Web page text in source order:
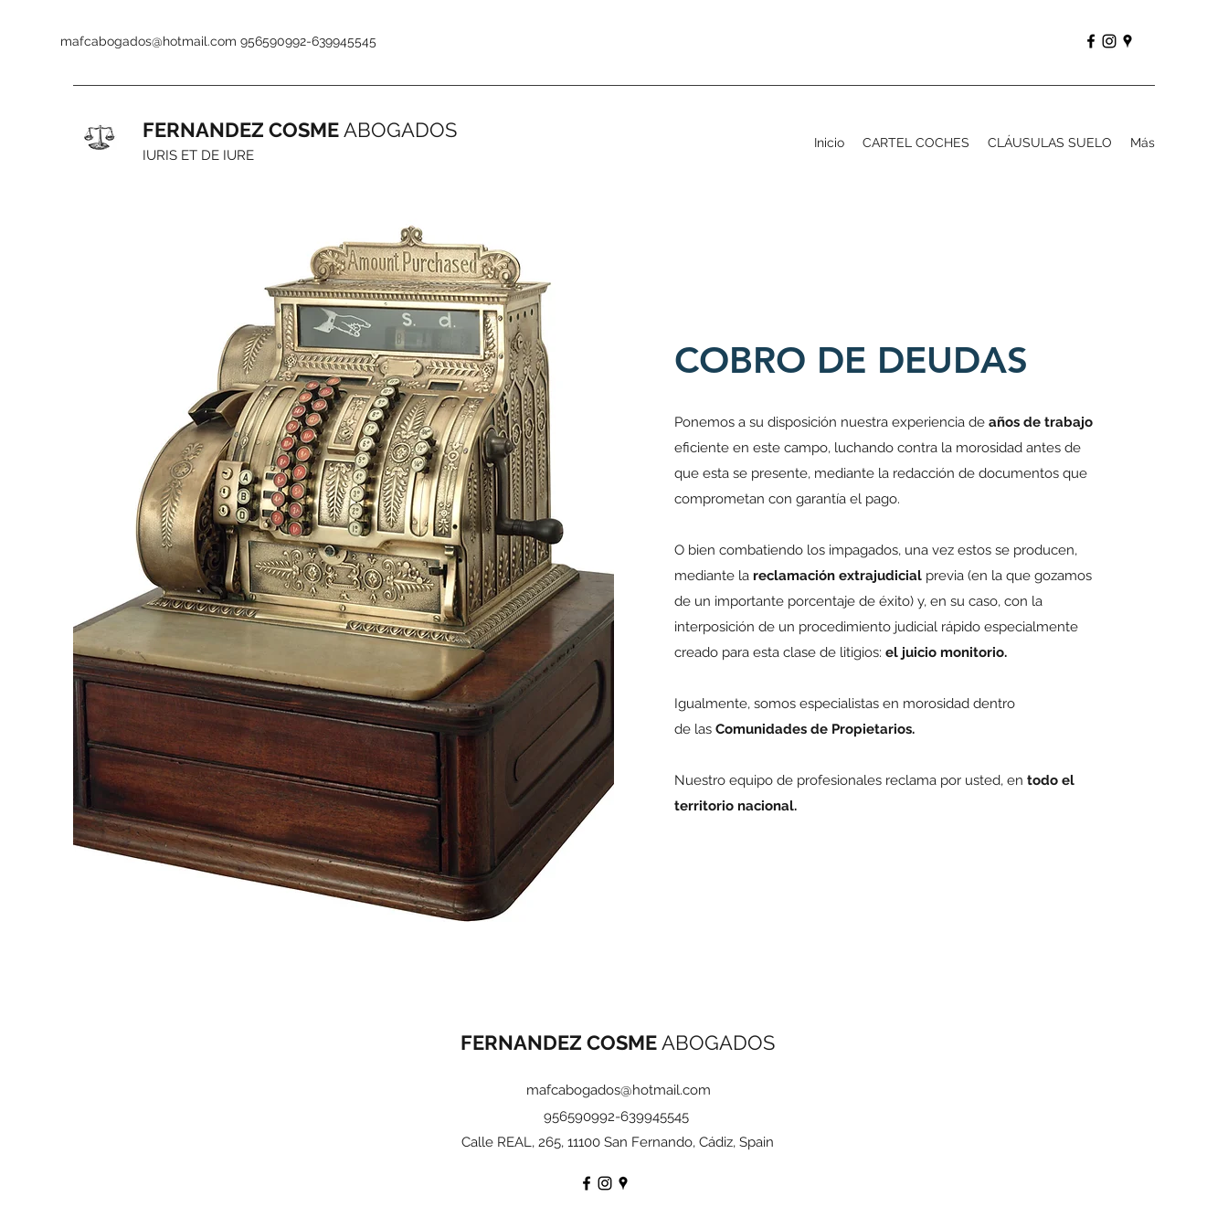
mafcabogados@hotmail.com 956590992-639945545
FERNANDEZ COSMEABOGADOS
IURIS ET DE IURE
Inicio CARTEL COCHES CLÁUSULAS SUELO Más
COBRO DE DEUDAS
Ponemos a su disposición nuestra experiencia de años de trabajo
eficiente en este campo, luchando contra la morosidad antes de
que esta se presente, mediante la redacción de documentos que
comprometan con garantía el pago.
O bien combatiendo los impagados, una vez estos se producen,
mediante la reclamación extrajudicial previa (en la que gozamos
de un importante porcentaje de éxito) y, en su caso, con la
interposición de un procedimiento judicial rápido especialmente
creado para esta clase de litigios: el juicio monitorio.
Igualmente, somos especialistas en morosidad dentro
de las Comunidades de Propietarios.
Nuestro equipo de profesionales reclama por usted, en todo el
territorio nacional.
FERNANDEZ COSMEABOGADOS
mafcabogados@hotmail.com
956590992-639945545
Calle REAL, 265, 11100 San Fernando, Cádiz, Spain